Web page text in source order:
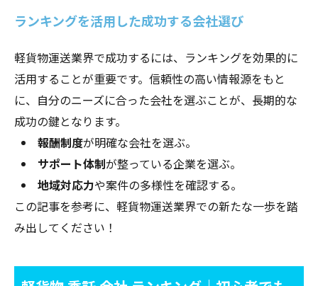
ランキングを活用した成功する会社選び
軽貨物運送業界で成功するには、ランキングを効果的に
活用することが重要です。信頼性の高い情報源をもと
に、自分のニーズに合った会社を選ぶことが、長期的な
成功の鍵となります。
報酬制度が明確な会社を選ぶ。
サポート体制が整っている企業を選ぶ。
地域対応力や案件の多様性を確認する。
この記事を参考に、軽貨物運送業界での新たな一歩を踏
み出してください！